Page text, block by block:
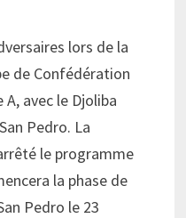
lors de la
de Confédération
A, avec le Djoliba
Pedro. La
le programme
la phase de
Pedro le 23